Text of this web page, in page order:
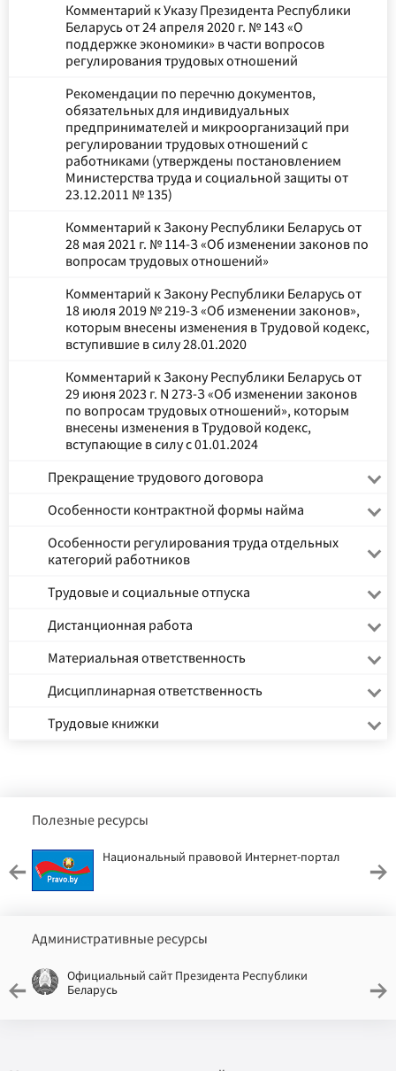
Комментарий к Указу Президента Республики
Беларусь от 24 апреля 2020 г. № 143 «О
поддержке экономики» в части вопросов
регулирования трудовых отношений
Рекомендации по перечню документов,
обязательных для индивидуальных
предпринимателей и микроорганизаций при
регулировании трудовых отношений с
работниками (утверждены постановлением
Министерства труда и социальной защиты от
23.12.2011 № 135)
Комментарий к Закону Республики Беларусь от
28 мая 2021 г. № 114-З «Об изменении законов по
вопросам трудовых отношений»
Комментарий к Закону Республики Беларусь от
18 июля 2019 № 219-З «Об изменении законов»,
которым внесены изменения в Трудовой кодекс,
вступившие в силу 28.01.2020
Комментарий к Закону Республики Беларусь от
29 июня 2023 г. N 273-З «Об изменении законов
по вопросам трудовых отношений», которым
внесены изменения в Трудовой кодекс,
вступающие в силу с 01.01.2024
Прекращение трудового договора
Особенности контрактной формы найма
Особенности регулирования труда отдельных
категорий работников
Трудовые и социальные отпуска
Дистанционная работа
Материальная ответственность
Дисциплинарная ответственность
Трудовые книжки
Полезные ресурсы
Национальный правовой Интернет-портал
Административные ресурсы
Официальный сайт Президента Республики
Беларусь